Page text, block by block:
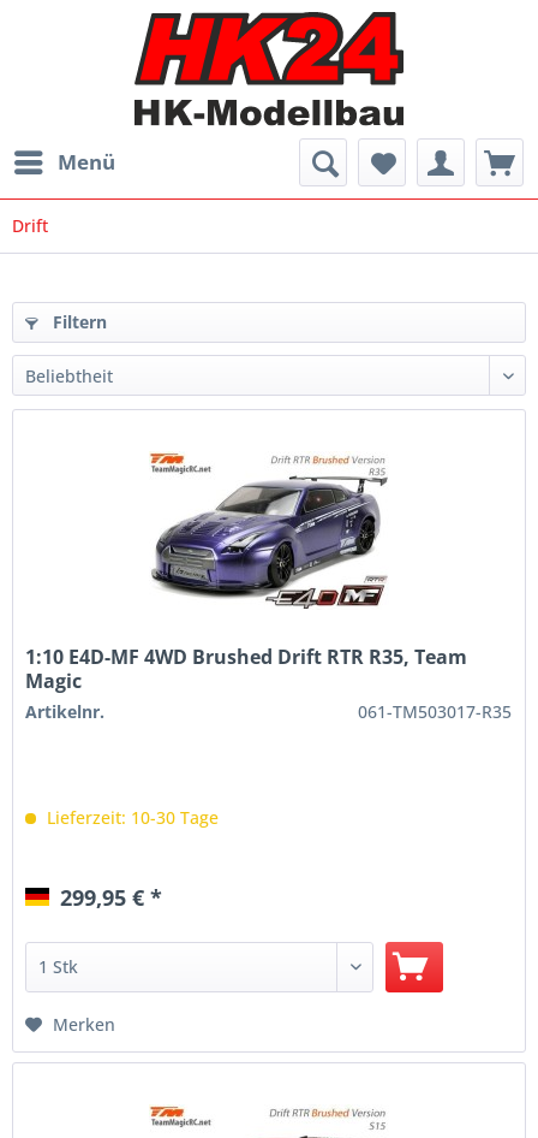
Menü
Drift
Filtern
1:10 E4D-MF 4WD Brushed Drift RTR R35, Team
Magic
Artikelnr. 061-TM503017-R35
Lieferzeit: 10-30 Tage
299,95 € *
Merken